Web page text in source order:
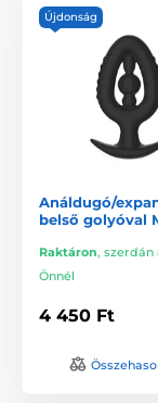
Újdonság
Análdugó/
belső golyóval
Raktáron, szerdán
Önnél
4 450 Ft